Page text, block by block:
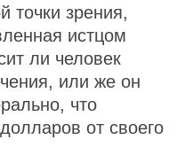
точки зрения,
истцом
ли человек
или же он
что
от своего